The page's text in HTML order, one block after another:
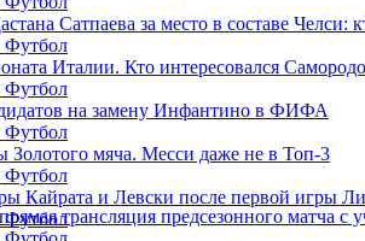
Сатпаева за место в составе Челси:
Футбол
Италии. Кто интересовался
Футбол
на замену Инфантино в ФИФА
Футбол
Золотого мяча. Месси даже не в Топ-3
Футбол
Кайрата и Левски после первой игры
Футболтрансляция предсезонного матча с